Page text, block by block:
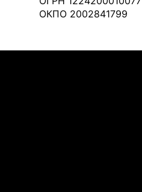
ОКПО 2002841799